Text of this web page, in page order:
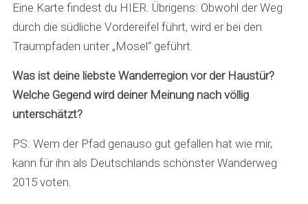
Eine Karte findest du HIER. Übrigens: Obwohl der Weg
durch die südliche Vordereifel führt, wird er bei den
Traumpfaden unter „Mosel“ geführt.
Was ist deine liebste Wanderregion vor der Haustür?
Welche Gegend wird deiner Meinung nach völlig
unterschätzt?
PS: Wem der Pfad genauso gut gefallen hat wie mir,
kann für ihn als Deutschlands schönster Wanderweg
2015 voten.
S
e
a
c
f
o
: